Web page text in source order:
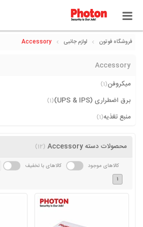
فروشگاه فوتون لوازم جانبی Accessory
Accessory
میکروفن(1)
برق اضطراری (UPS & IPS) (1)
منبع تغذیه(1)
محصولات دسته Accessory (12)
کالاهای موجود کالاهای با تخفیف
1